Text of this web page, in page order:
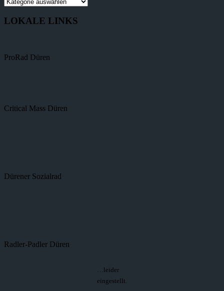
LOKALE LINKS
ProRad Düren
Critical Mass Düren
Dürener Sozialrad
Radler-Padler Düren
…leider
eingestellt.